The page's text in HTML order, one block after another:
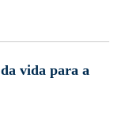
vida para a